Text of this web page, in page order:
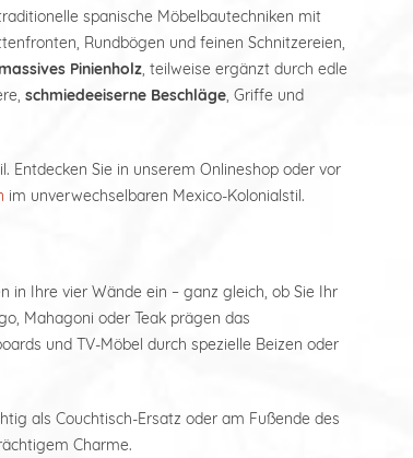
spanische Möbelbautechniken mit
Rundbögen und feinen Schnitzereien,
massives Pinienholz, teilweise ergänzt durch edle
schmiedeeiserne Beschläge, Griffe und
Entdecken Sie in unserem Onlineshop oder vor
im unverwechselbaren Mexico-Kolonialstil.
in Ihre vier Wände ein – ganz gleich, ob Sie Ihr
Mahagoni oder Teak prägen das
und TV-Möbel durch spezielle Beizen oder
als Couchtisch-Ersatz oder am Fußende des
Charme.